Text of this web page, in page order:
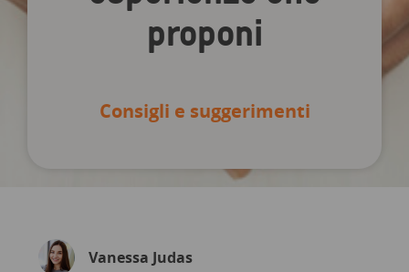
proponi
Consigli e suggerimenti
Vanessa Judas